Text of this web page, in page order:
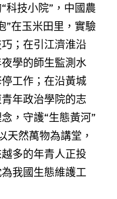
科技小院”，中國農
”在玉米田里，實驗
；在引江濟淮沿
學的師生監測水
工作；在沿黃城
年政治學院的志
，守護“生態黃河”
然萬物為講堂，
多的年青人正投
我國生態維護工